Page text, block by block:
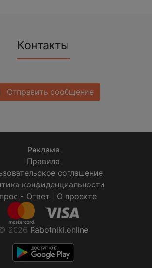
Контакты
Отправить сообщение
Реклама
Правила
соглашение
конфиденциальности
- Ответ
О проекте
2026 Rabotniki.online